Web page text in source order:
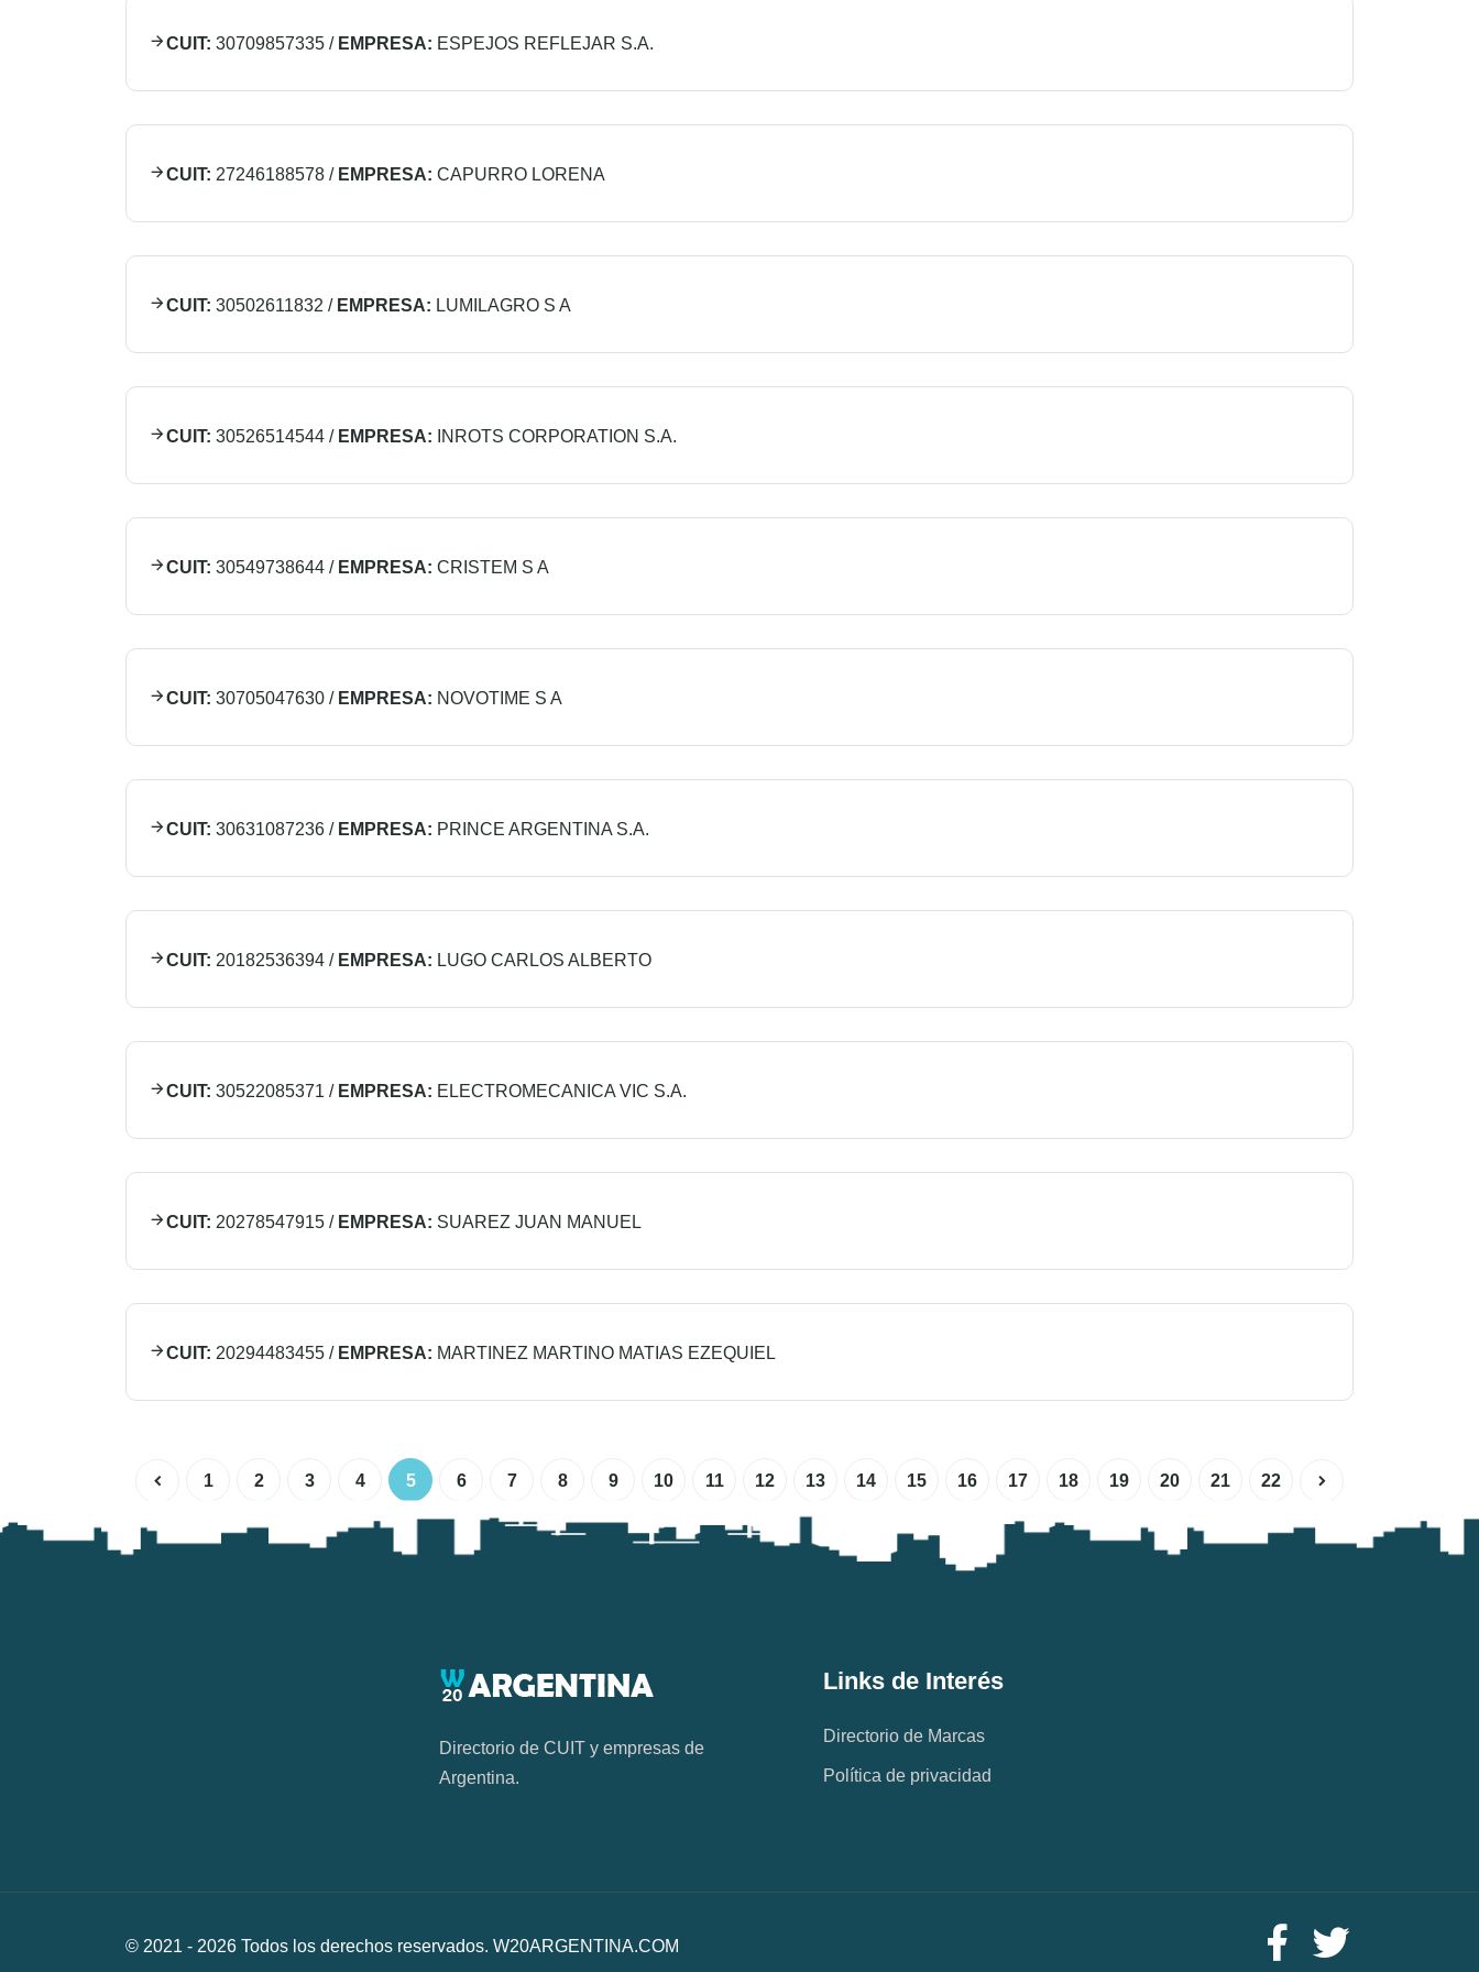
CUIT: 30709857335 / EMPRESA: ESPEJOS REFLEJAR S.A.
CUIT: 27246188578 / EMPRESA: CAPURRO LORENA
CUIT: 30502611832 / EMPRESA: LUMILAGRO S A
CUIT: 30526514544 / EMPRESA: INROTS CORPORATION S.A.
CUIT: 30549738644 / EMPRESA: CRISTEM S A
CUIT: 30705047630 / EMPRESA: NOVOTIME S A
CUIT: 30631087236 / EMPRESA: PRINCE ARGENTINA S.A.
CUIT: 20182536394 / EMPRESA: LUGO CARLOS ALBERTO
CUIT: 30522085371 / EMPRESA: ELECTROMECANICA VIC S.A.
CUIT: 20278547915 / EMPRESA: SUAREZ JUAN MANUEL
CUIT: 20294483455 / EMPRESA: MARTINEZ MARTINO MATIAS EZEQUIEL
1 2 3 4 5 6 7 8 9 10 11 12 13 14 15 16 17 18 19 20 21 22
Directorio de CUIT y empresas de
Argentina.
Links de Interés
Directorio de Marcas
Política de privacidad
© 2021 - 2026 Todos los derechos reservados. W20ARGENTINA.COM